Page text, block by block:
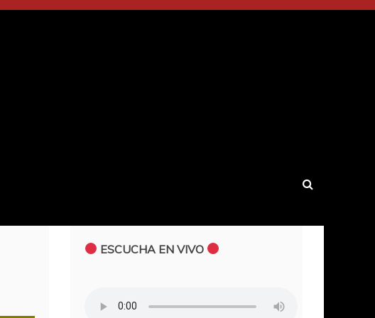
ESCUCHA EN VIVO